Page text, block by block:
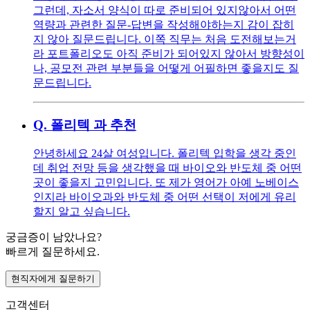
그런데, 자소서 양식이 따로 준비되어 있지않아서 어떤
역량과 관련한 질문-답변을 작성해야하는지 감이 잡히
지 않아 질문드립니다. 이쪽 직무는 처음 도전해보는거
라 포트폴리오도 아직 준비가 되어있지 않아서 방향성이
나, 공모전 관련 부분들을 어떻게 어필하면 좋을지도 질
문드립니다.
Q. 폴리텍 과 추천
안녕하세요 24살 여성입니다. 폴리텍 입학을 생각 중인
데 취업 전망 등을 생각했을 때 바이오와 반도체 중 어떤
곳이 좋을지 고민입니다. 또 제가 영어가 아예 노베이스
인지라 바이오과와 반도체 중 어떤 선택이 저에게 유리
할지 알고 싶습니다.
궁금증이 남았나요?
빠르게 질문하세요.
현직자에게 질문하기
고객센터